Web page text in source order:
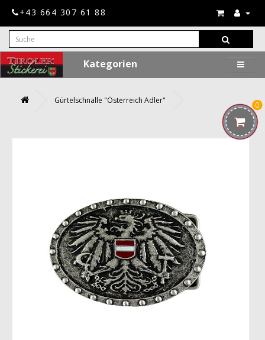
+43 664 307 61 88
0
Kategorien
Gürtelschnalle "Österreich Adler"